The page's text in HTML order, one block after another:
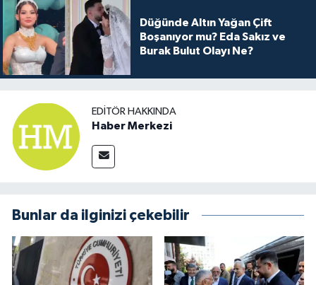
Düğünde Altın Yağan Çift
Boşanıyor mu? Eda Sakız ve
Burak Bulut Olayı Ne?
EDITÖR HAKKINDA
Haber Merkezi
Bunlar da ilginizi çekebilir